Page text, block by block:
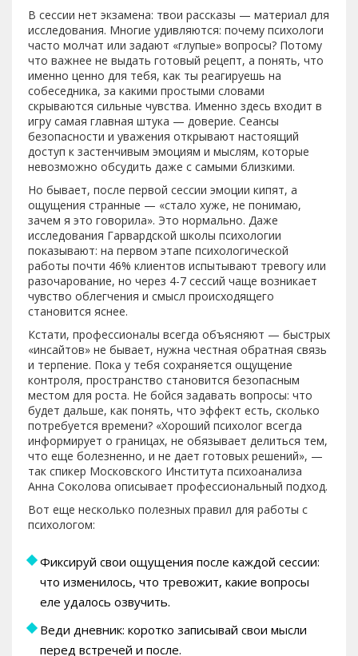
В сессии нет экзамена: твои рассказы — материал для
исследования. Многие удивляются: почему психологи
часто молчат или задают «глупые» вопросы? Потому
что важнее не выдать готовый рецепт, а понять, что
именно ценно для тебя, как ты реагируешь на
собеседника, за какими простыми словами
скрываются сильные чувства. Именно здесь входит в
игру самая главная штука — доверие. Сеансы
безопасности и уважения открывают настоящий
доступ к застенчивым эмоциям и мыслям, которые
невозможно обсудить даже с самыми близкими.
Но бывает, после первой сессии эмоции кипят, а
ощущения странные — «стало хуже, не понимаю,
зачем я это говорила». Это нормально. Даже
исследования Гарвардской школы психологии
показывают: на первом этапе психологической
работы почти 46% клиентов испытывают тревогу или
разочарование, но через 4-7 сессий чаще возникает
чувство облегчения и смысл происходящего
становится яснее.
Кстати, профессионалы всегда объясняют — быстрых
«инсайтов» не бывает, нужна честная обратная связь
и терпение. Пока у тебя сохраняется ощущение
контроля, пространство становится безопасным
местом для роста. Не бойся задавать вопросы: что
будет дальше, как понять, что эффект есть, сколько
потребуется времени? «Хороший психолог всегда
информирует о границах, не обязывает делиться тем,
что еще болезненно, и не дает готовых решений», —
так спикер Московского Института психоанализа
Анна Соколова описывает профессиональный подход.
Вот еще несколько полезных правил для работы с
психологом:
Фиксируй свои ощущения после каждой сессии:
что изменилось, что тревожит, какие вопросы
еле удалось озвучить.
Веди дневник: коротко записывай свои мысли
перед встречей и после.